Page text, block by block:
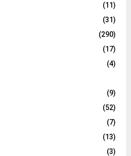
(11)
(31)
(290)
(17)
(4)
(9)
(52)
(7)
(13)
(3)